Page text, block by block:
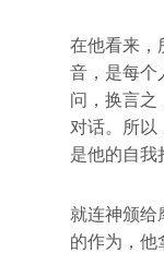
在他看来，
音，是每个
问，换言之
对话。所以
是他的自我
就连神颁给
的作为，他